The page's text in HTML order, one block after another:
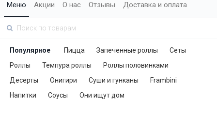
Меню Акции О нас Отзывы Доставка и оплата
Популярное Пицца Запеченные роллы
Сеты
Роллы
Темпура роллы
Роллы половинками
Десерты
Онигири Суши и гунканы
Frambini
Напитки
Соусы Они ищут дом